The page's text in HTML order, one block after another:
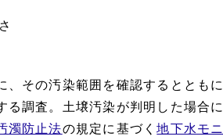
その汚染範囲を確認するとともに
調査。土壌汚染が判明した場合に
濁防止法の規定に基づく地下水モニ